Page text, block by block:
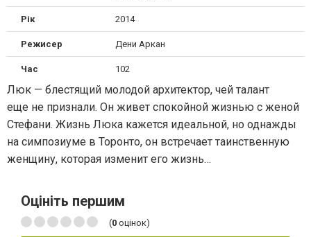
Рік 2014
Режисер Дени Аркан
Час 102
Люк — блестящий молодой архитектор, чей талант
еще не признали. Он живет спокойной жизнью с женой
Стефани. Жизнь Люка кажется идеальной, но однажды
на симпозиуме в Торонто, он встречает таинственную
женщину, которая изменит его жизнь…
Оцініть першим
(0 оцінок)